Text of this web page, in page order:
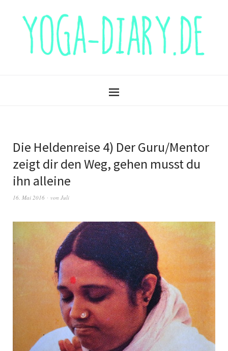
Die Heldenreise 4) Der Guru/Mentor
zeigt dir den Weg, gehen musst du
ihn alleine
16. Mai 2016 von Juli